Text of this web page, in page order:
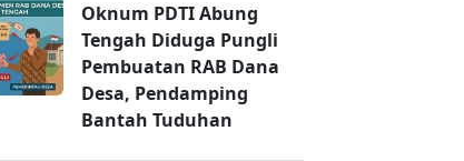
Oknum PDTI Abung
Tengah Diduga Pungli
Pembuatan RAB Dana
Desa, Pendamping
Bantah Tuduhan